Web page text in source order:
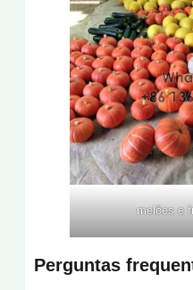
melões e
Perguntas